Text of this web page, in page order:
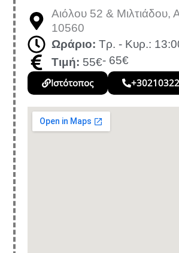
Αιόλου 52 & Μιλτιάδου,
10560
Ωράριο: Τρ. - Κυρ.:
Τιμή: 55€- 65€
Ιστότοπος